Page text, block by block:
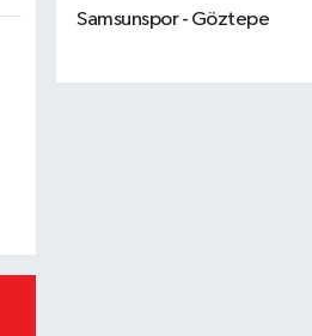
Samsunspor - Göztepe